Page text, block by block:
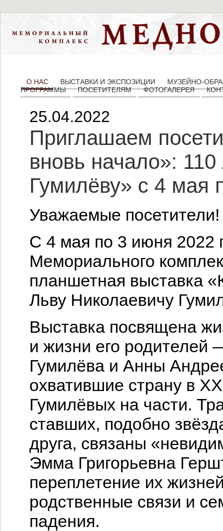
О НАС ВЫСТАВКИ И ЭКСПОЗИЦИИ
МУЗЕЙНО-
ПРОГРАММЫ
ПОСЕТИТЕЛЯМ ФОТОГАЛЕРЕЯ
25.04.2022
Приглашаем
вновь начало»:
Гумилёву» с 4 мая
Уважаемые посетители!
С 4 мая по 3 июня 2022
Мемориального
планшетная выставка
Льву Николаевичу
Выставка посвящена
и жизни его родителей
Гумилёва и Анны
охватившие страну в
Гумилёвых на части.
ставших, подобно
друга, связаны
Эмма Григорьевна
переплетение их
родственные связи и
падения.